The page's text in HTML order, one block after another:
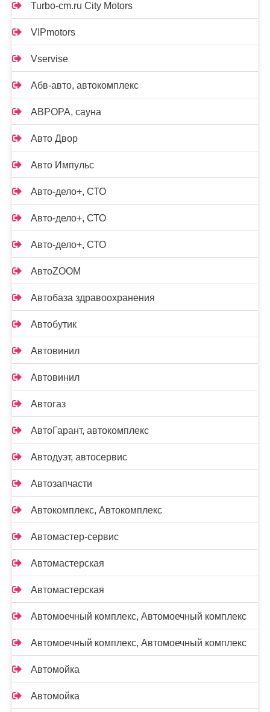
Turbo-cm.ru City Motors
VIPmotors
Vservise
Абв-авто, автокомплекс
АВРОРА, сауна
Авто Двор
Авто Импульс
Авто-дело+, СТО
Авто-дело+, СТО
Авто-дело+, СТО
АвтоZOOM
Автобаза здравоохранения
Автобутик
Автовинил
Автовинил
Автогаз
АвтоГарант, автокомплекс
Автодуэт, автосервис
Автозапчасти
Автокомплекс, Автокомплекс
Автомастер-сервис
Автомастерская
Автомастерская
Автомоечный комплекс, Автомоечный комплекс
Автомоечный комплекс, Автомоечный комплекс
Автомойка
Автомойка